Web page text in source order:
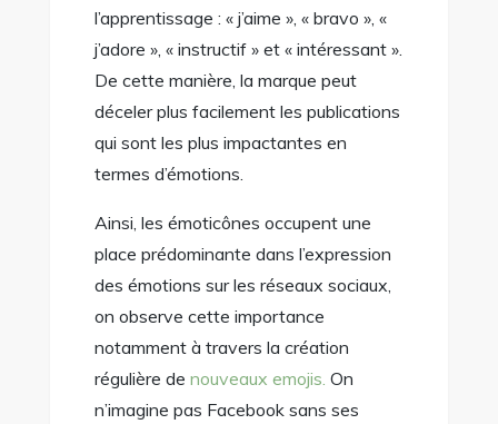
l’apprentissage : « j’aime », « bravo », «
j’adore », « instructif » et « intéressant ».
De cette manière, la marque peut
déceler plus facilement les publications
qui sont les plus impactantes en
termes d’émotions.
Ainsi, les émoticônes occupent une
place prédominante dans l’expression
des émotions sur les réseaux sociaux,
on observe cette importance
notamment à travers la création
régulière de nouveaux emojis. On
n’imagine pas Facebook sans ses